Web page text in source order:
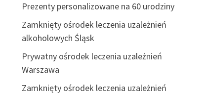
Prezenty personalizowane na 60 urodziny
Zamknięty ośrodek leczenia uzależnień
alkoholowych Śląsk
Prywatny ośrodek leczenia uzależnień
Warszawa
Zamknięty ośrodek leczenia uzależnień